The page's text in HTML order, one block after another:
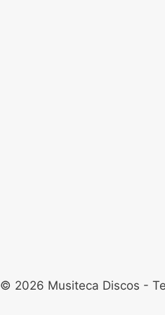
© 2026 Musiteca Discos -